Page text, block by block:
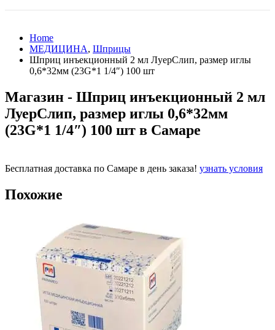
Home
МЕДИЦИНА, Шприцы
Шприц инъекционный 2 мл ЛуерСлип, размер иглы
0,6*32мм (23G*1 1/4″) 100 шт
Магазин - Шприц инъекционный 2 мл
ЛуерСлип, размер иглы 0,6*32мм
(23G*1 1/4″) 100 шт в Самаре
Бесплатная доставка по Самаре в день заказа! узнать условия
Похожие